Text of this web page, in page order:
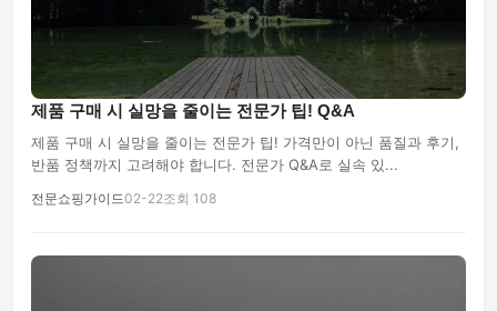
제품 구매 시 실망을 줄이는 전문가 팁! Q&A
제품 구매 시 실망을 줄이는 전문가 팁! 가격만이 아닌 품질과 후기,
반품 정책까지 고려해야 합니다. 전문가 Q&A로 실속 있...
전문쇼핑가이드02-22조회 108